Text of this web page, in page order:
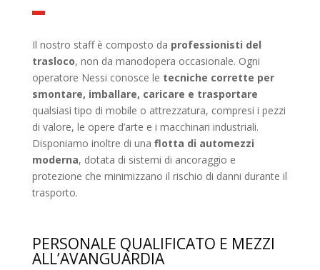
Il nostro staff è composto da professionisti del
trasloco, non da manodopera occasionale. Ogni
operatore Nessi conosce le tecniche corrette per
smontare, imballare, caricare e trasportare
qualsiasi tipo di mobile o attrezzatura, compresi i pezzi
di valore, le opere d’arte e i macchinari industriali.
Disponiamo inoltre di una flotta di automezzi
moderna, dotata di sistemi di ancoraggio e
protezione che minimizzano il rischio di danni durante il
trasporto.
PERSONALE QUALIFICATO E MEZZI
ALL’AVANGUARDIA